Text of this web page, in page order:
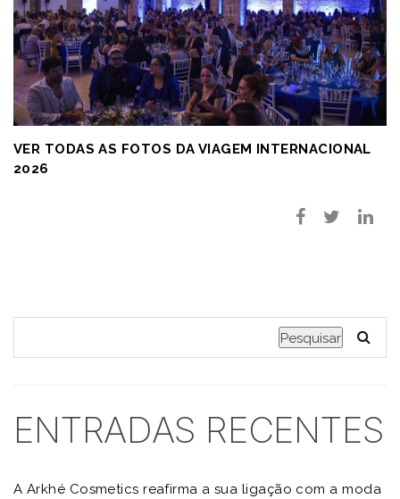
VER TODAS AS FOTOS DA VIAGEM INTERNACIONAL
2026
Pesquisar
ENTRADAS RECENTES
A Arkhé Cosmetics reafirma a sua ligação com a moda